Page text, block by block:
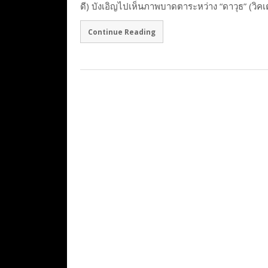
ดี) บังเอิญไปเห็นภาพบาดตาระหว่าง “ดาวุธ” (วิค
Continue Reading